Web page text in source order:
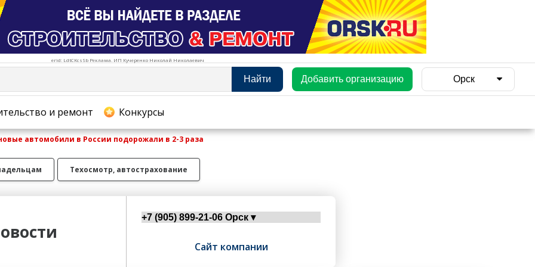
erid: LdtCKcsSb Реклама. ИП Кучеренко Николай Николаевич
Найти Добавить организацию Орск
и ремонт Конкурсы
автомобили в России подорожали в 2-3 раза
Техосмотр, автострахование
Сайт компании